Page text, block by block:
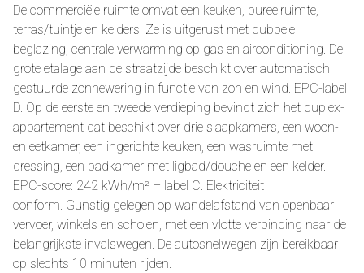
De commerciële ruimte omvat een keuken, bureelruimte,
terras/tuintje en kelders. Ze is uitgerust met dubbele
beglazing, centrale verwarming op gas en airconditioning. De
grote etalage aan de straatzijde beschikt over automatisch
gestuurde zonnewering in functie van zon en wind. EPC-label
D. Op de eerste en tweede verdieping bevindt zich het duplex-
appartement dat beschikt over drie slaapkamers, een woon-
en eetkamer, een ingerichte keuken, een wasruimte met
dressing, een badkamer met ligbad/douche en een kelder.
EPC-score: 242 kWh/m² – label C. Elektriciteit
conform. Gunstig gelegen op wandelafstand van openbaar
vervoer, winkels en scholen, met een vlotte verbinding naar de
belangrijkste invalswegen. De autosnelwegen zijn bereikbaar
op slechts 10 minuten rijden.